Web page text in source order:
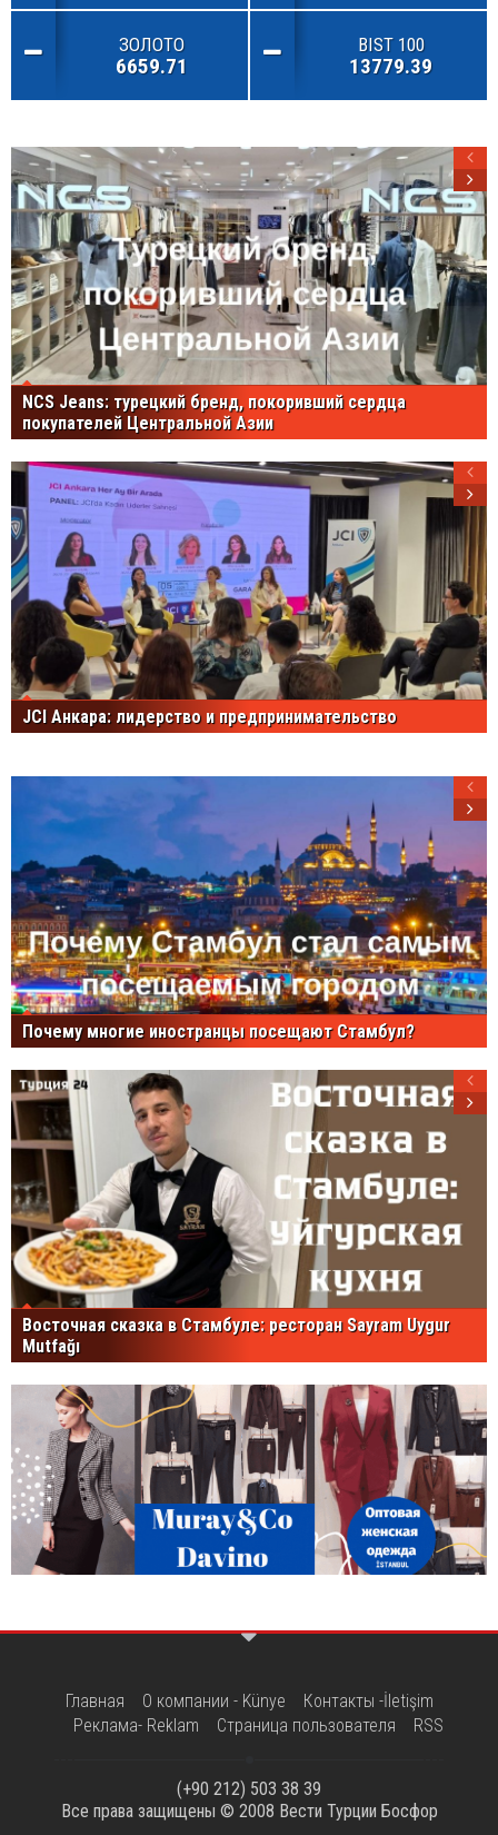
ЗОЛОТО
6659.71
BIST 100
13779.39
NCS Jeans: турецкий бренд, покоривший сердца
покупателей Центральной Азии
JCI Анкара: лидерство и предпринимательство
Почему многие иностранцы посещают Стамбул?
Восточная сказка в Стамбуле: ресторан Sayram Uygur
Mutfağı
Главная О компании - Künye
Контакты -İletişim
Реклама- Reklam
Страница пользователя RSS
(+90 212) 503 38 39
Все права защищены © 2008 Вести Турции Босфор